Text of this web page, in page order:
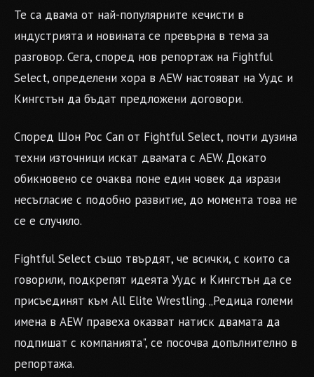
Те са двама от най-популярните кечисти в
индустрията и новината се превърна в тема за
разговор. Сега, според нов репортаж на Fightful
Select, определени хора в AEW настояват на Уудс и
Кингстън да бъдат предложени договори.
Според Шон Рос Сап от Fightful Select, почти дузина
техни източници искат двамата с AEW. Докато
обикновено се очаква поне един човек да изрази
несъгласие с подобно развитие, до момента това не
се е случило.
Fightful Select също твърдят, че всички, с които са
говорили, подкрепят идеята Уудс и Кингстън да се
присъединят към All Elite Wrestling. „Редица големи
имена в AEW правеха оказват натиск двамата да
подпишат с компанията", се посочва допълнително в
репортажа.